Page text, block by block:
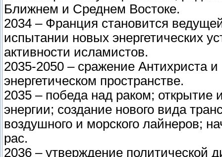
Ближнем и Среднем Востоке.
2034 – Франция становится
испытании новых энергетических
активности исламистов.
2035-2050 – сражение Антихриста
энергетическом пространстве.
2035 – победа над раком; открытие
энергии; создание нового вида
воздушного и морского лайнеров;
рас.
2036 – утверждение политической